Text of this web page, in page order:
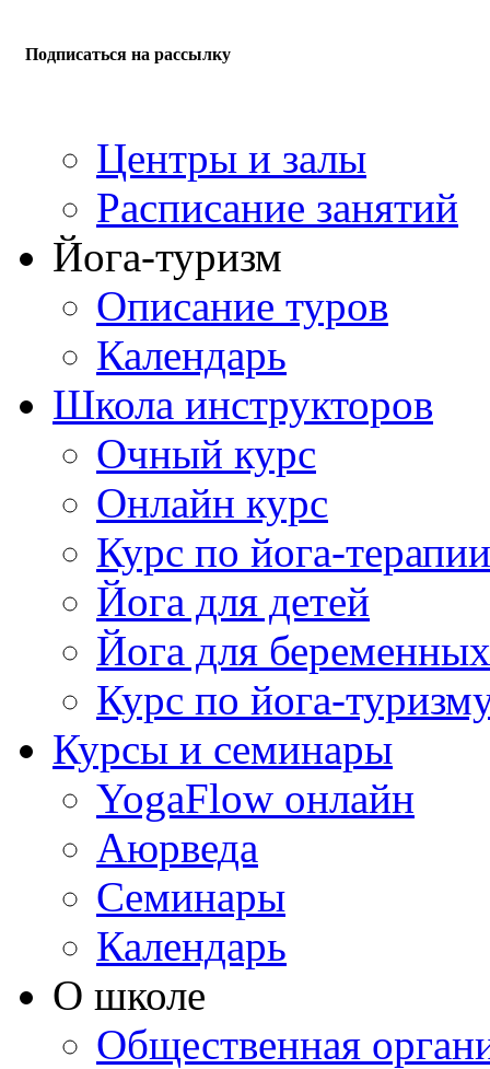
Подписаться на рассылку
Центры и залы
Расписание занятий
Йога-туризм
Описание туров
Календарь
Школа инструкторов
Очный курс
Онлайн курс
Курс по йога-терапии
Йога для детей
Йога для беременных
Курс по йога-
Курсы и семинары
YogaFlow онлайн
Аюрведа
Семинары
Календарь
О школе
Общественная